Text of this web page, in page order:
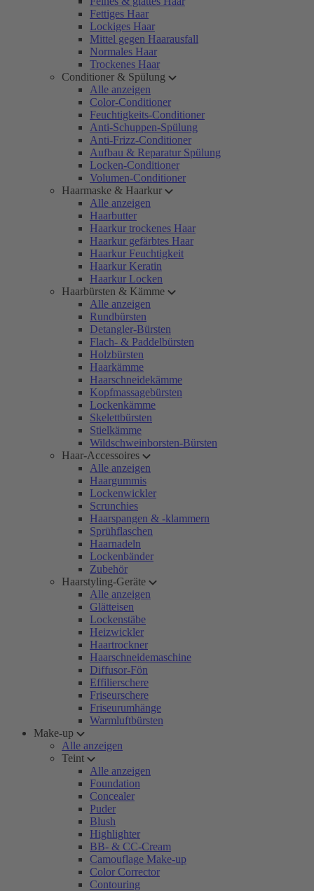
Fettiges Haar
Lockiges Haar
Mittel gegen Haarausfall
Normales Haar
Trockenes Haar
Conditioner & Spülung
Alle anzeigen
Color-Conditioner
Feuchtigkeits-Conditioner
Anti-Schuppen-Spülung
Anti-Frizz-Conditioner
Aufbau & Reparatur Spülung
Locken-Conditioner
Volumen-Conditioner
Haarmaske & Haarkur
Alle anzeigen
Haarbutter
Haarkur trockenes Haar
Haarkur gefärbtes Haar
Haarkur Feuchtigkeit
Haarkur Keratin
Haarkur Locken
Haarbürsten & Kämme
Alle anzeigen
Rundbürsten
Detangler-Bürsten
Flach- & Paddelbürsten
Holzbürsten
Haarkämme
Haarschneidekämme
Kopfmassagebürsten
Lockenkämme
Skelettbürsten
Stielkämme
Wildschweinborsten-Bürsten
Haar-Accessoires
Alle anzeigen
Haargummis
Lockenwickler
Scrunchies
Haarspangen & -klammern
Sprühflaschen
Haarnadeln
Lockenbänder
Zubehör
Haarstyling-Geräte
Alle anzeigen
Glätteisen
Lockenstäbe
Heizwickler
Haartrockner
Haarschneidemaschine
Diffusor-Fön
Effilierschere
Friseurschere
Friseurumhänge
Warmluftbürsten
Make-up
Alle anzeigen
Teint
Alle anzeigen
Foundation
Concealer
Puder
Blush
Highlighter
BB- & CC-Cream
Camouflage Make-up
Color Corrector
Contouring